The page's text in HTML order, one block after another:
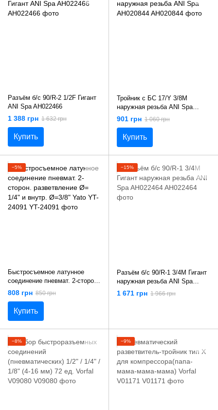
Разъём б/с 90/R-2 1/2F Гигант
ANI Spa AH022466
1 388 грн 1 632 грн
Купить
Тройник с БС 17/Y 3/8M
наружная резьба ANI Spa
AH020844
901 грн 1 060 грн
Купить
−5%
Быстросъемное латунное
соединение пневмат. 2-сторон.
разветвление Ø= 1/4" и внутр.
Ø=3/8" Yato YT-24091
808 грн 850 грн
Купить
−15%
Разъём б/с 90/R-1 3/4M Гигант
наружная резьба ANI Spa
AH022464
1 671 грн 1 966 грн
−8% −9%